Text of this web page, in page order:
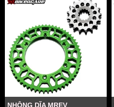
NHÔNG DĨA MREV